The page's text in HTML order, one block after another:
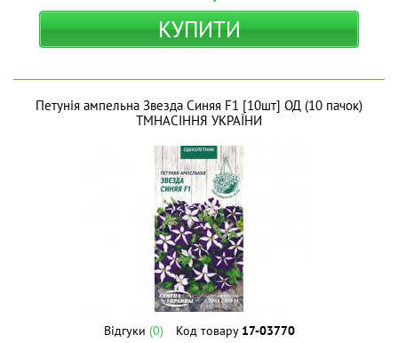
КУПИТИ
Петунія ампельна Звезда Синяя F1 [10шт] ОД (10 пачок)
ТМНАСІННЯ УКРАЇНИ
Відгуки (0) Код товару 17-03770